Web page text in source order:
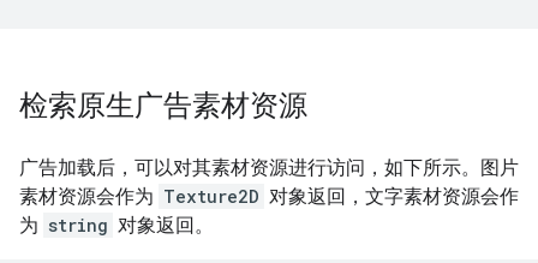
检索原生广告素材资源
广告加载后，可以对其素材资源进行访问，如下所示。图片
素材资源会作为 Texture2D 对象返回，文字素材资源会作
为 string 对象返回。